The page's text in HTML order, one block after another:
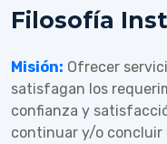
Filosofía
Misión: Ofrecer
satisfagan los
confianza y
continuar y/o concluir